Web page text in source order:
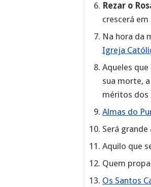
Rezar o
crescerá
Na hora da
Igreja
Aqueles que
sua morte,
méritos dos
Almas do
Será
Aquilo que
Quem
Os Santos